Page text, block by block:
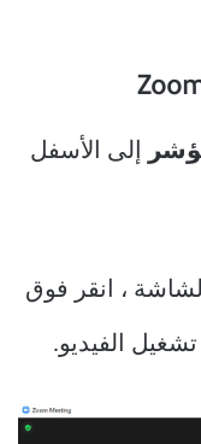
إلى الأسفل
، انقر فوق
الفيديو.